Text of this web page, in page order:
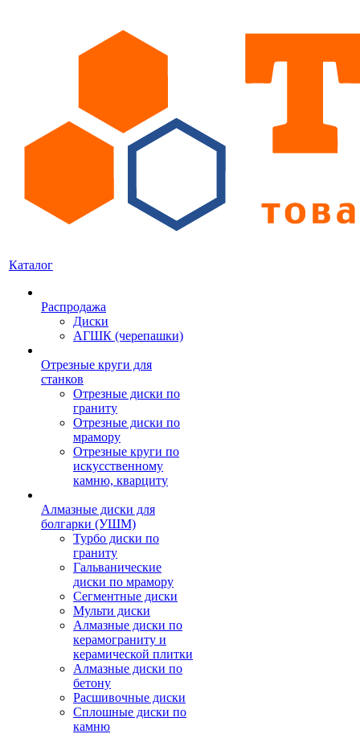
Каталог
Распродажа
Диски
АГШК (черепашки)
Отрезные круги для
станков
Отрезные диски по
граниту
Отрезные диски по
мрамору
Отрезные круги по
искусственному
камню, кварциту
Алмазные диски для
болгарки (УШМ)
Турбо диски по
граниту
Гальванические
диски по мрамору
Сегментные диски
Мульти диски
Алмазные диски по
керамограниту и
керамической плитки
Алмазные диски по
бетону
Расшивочные диски
Сплошные диски по
камню